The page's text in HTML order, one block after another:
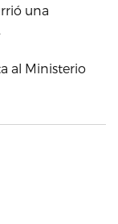
una
al Ministerio